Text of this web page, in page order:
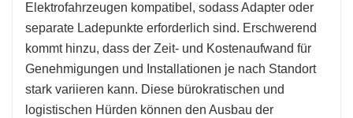
Elektrofahrzeugen kompatibel, sodass Adapter oder
separate Ladepunkte erforderlich sind. Erschwerend
kommt hinzu, dass der Zeit- und Kostenaufwand für
Genehmigungen und Installationen je nach Standort
stark variieren kann. Diese bürokratischen und
logistischen Hürden können den Ausbau der